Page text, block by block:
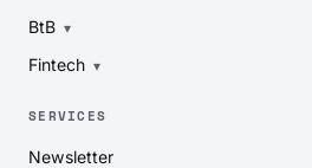
BtB
Fintech
SERVICES
Newsletter